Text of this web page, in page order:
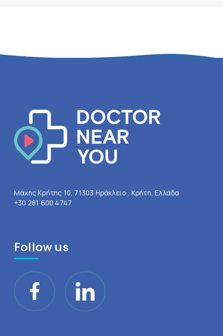
Μάχης Κρήτης 10, 71303 Ηράκλειο , Κρήτη, Ελλάδα
+30 281 600 4747
Follow us